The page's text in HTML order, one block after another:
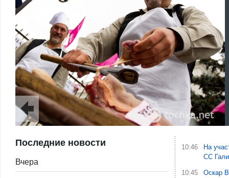
Последние новости
Вчера
10:46
На
СС
10:45
Оскар